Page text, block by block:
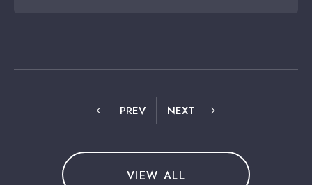
PREV NEXT
VIEW ALL